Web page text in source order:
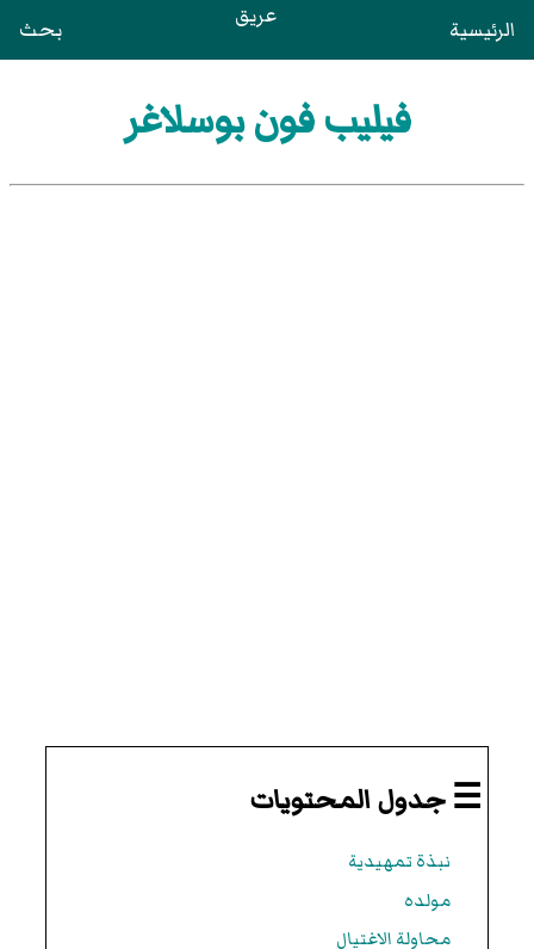
الرئيسية عريق بحث
فيليب فون بوسلاغر
☰ جدول المحتويات
نبذة تمهيدية
مولده
محاولة الاغتيال